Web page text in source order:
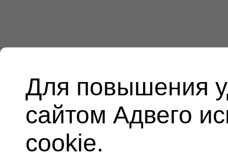
Для повышения
сайтом Адвего
cookie.